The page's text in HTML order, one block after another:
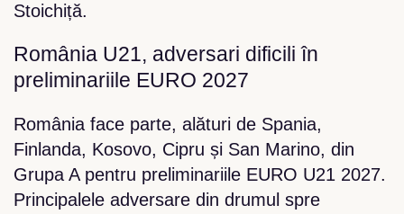
Stoichiță.
România U21, adversari dificili în
preliminariile EURO 2027
România face parte, alături de Spania,
Finlanda, Kosovo, Cipru și San Marino, din
Grupa A pentru preliminariile EURO U21 2027.
Principalele adversare din drumul spre